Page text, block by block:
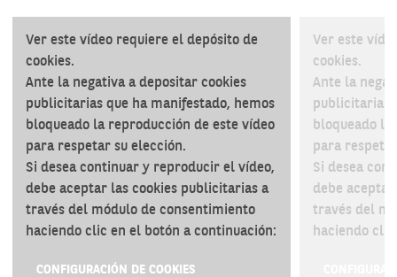
Ver este vídeo requiere el depósito de
cookies.
Ante la negativa a depositar cookies
publicitarias que ha manifestado, hemos
bloqueado la reproducción de este vídeo
para respetar su elección.
Si desea continuar y reproducir el vídeo,
debe aceptar las cookies publicitarias a
través del módulo de consentimiento
haciendo clic en el botón a continuación:
CONFIGURACIÓN DE COOKIES
Ver este
cookies.
Ante la
publicitarias
bloqueado la
para
Si desea
debe
través del
haciendo